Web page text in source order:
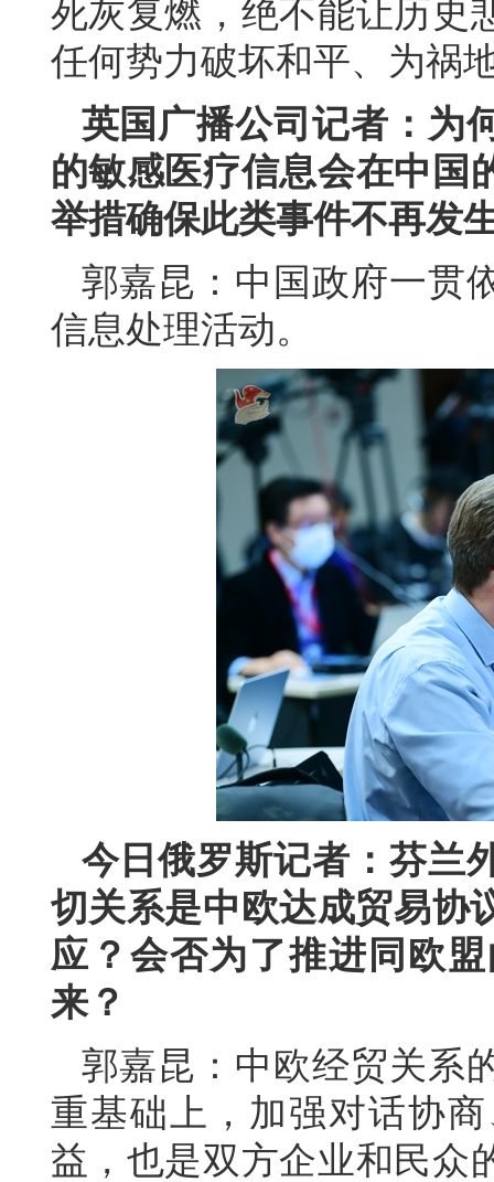
死灰复燃，绝不能让历史
任何势力破坏和平、为祸
英国广播公司记者：为
的敏感医疗信息会在中国
举措确保此类事件不再发
郭嘉昆：中国政府一贯
信息处理活动。
今日俄罗斯记者：芬兰
切关系是中欧达成贸易协
应？会否为了推进同欧
来？
郭嘉昆：中欧经贸关系
重基础上，加强对话协
益，也是双方企业和民众